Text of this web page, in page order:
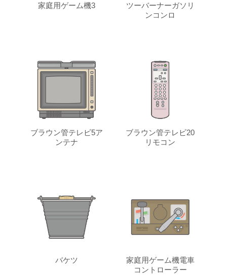
家庭用ゲーム機3
ツーバーナーガソリ
ンコンロ
ブラウン管テレビ5ア
ンテナ
ブラウン管テレビ20
リモコン
バケツ
家庭用ゲーム機電車
コントローラー